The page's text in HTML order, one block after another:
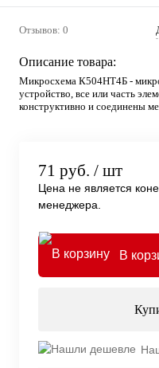
Отзывов: 0
Описание товара:
Микросхема К504НТ4Б -
устройство, все или часть
конструктивно и соединены
71 руб. / шт
Цена не является
менеджера.
В